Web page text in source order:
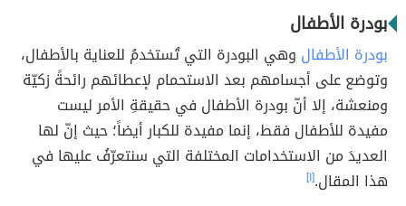
بودرة الأطفال
بودرة الأطفال وهي البودرة التي تُستخدمُ للعناية بالأطفال،
وتوضع على أجسامهم بعد الاستحمام لإعطائهم رائحةً زكيّة
ومنعشة، إلا أنّ بودرة الأطفال في حقيقةِ الأمر ليست
مفيدة للأطفال فقط، إنما مفيدة للكبار أيضاً؛ حيث إنّ لها
العديدَ من الاستخدامات المختلفة التي سنتعرّفُ عليها في
هذا المقال.[١]